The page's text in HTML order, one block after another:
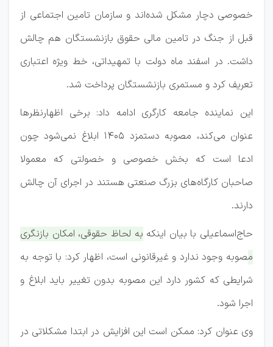
خصوصی دچار مشکل شده‌اند و سازمان تامین اجتماعی از
قبل از جنگ در تامین مالی حقوق بازنشستگان هم چالش
داشت. در اسفند ماه دولت با تمهیداتی، خط ویژه اعتباری
تعریف کرد و مستمری بازنشستگان پرداخت شد.
این نماینده جامعه کارگری ادامه داد: برخی اظهارنظرها
عنوان می‌کند، مصوبه دستمزد ۱۴۰۵ ابلاغ نمی‌شود چون
ادعا است که بخش خصوصی و خصولتی که معمولا
صاحبان کارگاه‌های بزرگ صنعتی هستند در اجرای آن چالش
دارند.
حاج‌اسماعیلی با بیان اینکه به لحاظ حقوقی، امکان بازنگری
مصوبه وجود ندارد و غیرقانونی است، اظهار کرد: با توجه به
شرایطی که کشور دارد این مصوبه بدون تغییر باید ابلاغ و
اجرا شود.
وی عنوان کرد: ممکن است این افزایش در ابتدا مشکلاتی در